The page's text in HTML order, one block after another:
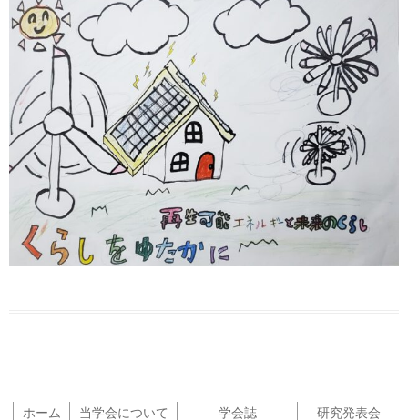
ホーム 当学会について 学会誌 研究発表会